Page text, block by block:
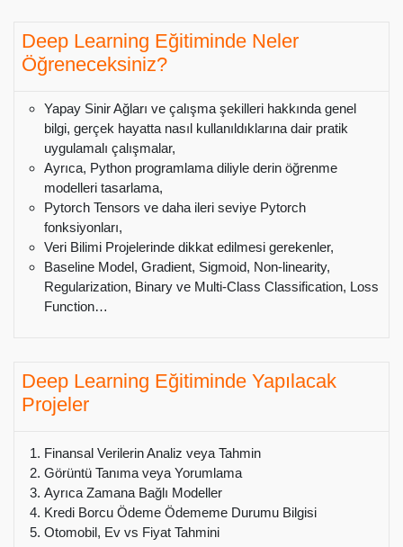
Deep Learning Eğitiminde Neler
Öğreneceksiniz?
Yapay Sinir Ağları ve çalışma şekilleri hakkında genel
bilgi, gerçek hayatta nasıl kullanıldıklarına dair pratik
uygulamalı çalışmalar,
Ayrıca, Python programlama diliyle derin öğrenme
modelleri tasarlama,
Pytorch Tensors ve daha ileri seviye Pytorch
fonksiyonları,
Veri Bilimi Projelerinde dikkat edilmesi gerekenler,
Baseline Model, Gradient, Sigmoid, Non-linearity,
Regularization, Binary ve Multi-Class Classification, Loss
Function…
Deep Learning Eğitiminde Yapılacak
Projeler
Finansal Verilerin Analiz veya Tahmin
Görüntü Tanıma veya Yorumlama
Ayrıca Zamana Bağlı Modeller
Kredi Borcu Ödeme Ödememe Durumu Bilgisi
Otomobil, Ev vs Fiyat Tahmini